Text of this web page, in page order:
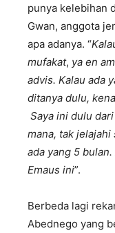
punya kelebihan
Gwan, anggota
apa adanya. “
mufakat, ya en
advis. Kalau ada
ditanya dulu,
Saya ini dulu
mana, tak
ada yang 5
Emaus ini”.
Berbeda lagi
Abednego yang